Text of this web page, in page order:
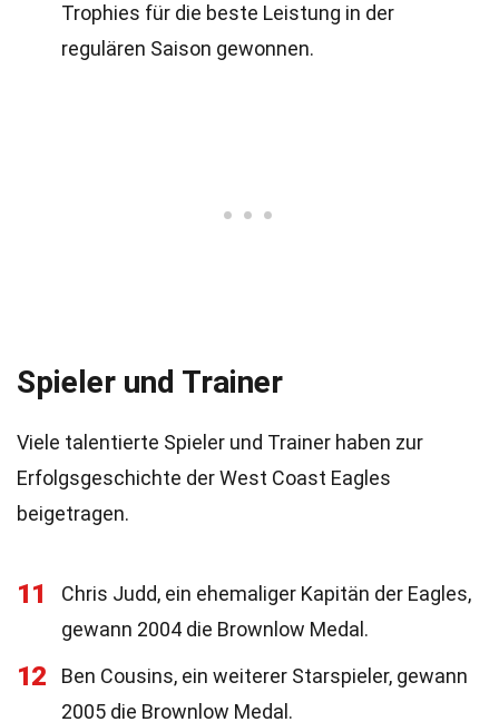
Trophies für die beste Leistung in der
regulären Saison gewonnen.
Spieler und Trainer
Viele talentierte Spieler und Trainer haben zur
Erfolgsgeschichte der West Coast Eagles
beigetragen.
11
Chris Judd, ein ehemaliger Kapitän der Eagles,
gewann 2004 die Brownlow Medal.
12
Ben Cousins, ein weiterer Starspieler, gewann
2005 die Brownlow Medal.